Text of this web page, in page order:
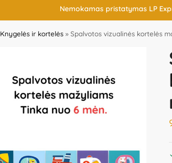
Nemokamas pristatymas LP
Knygelės ir kortelės »Spalvotos vizualinės kortelės